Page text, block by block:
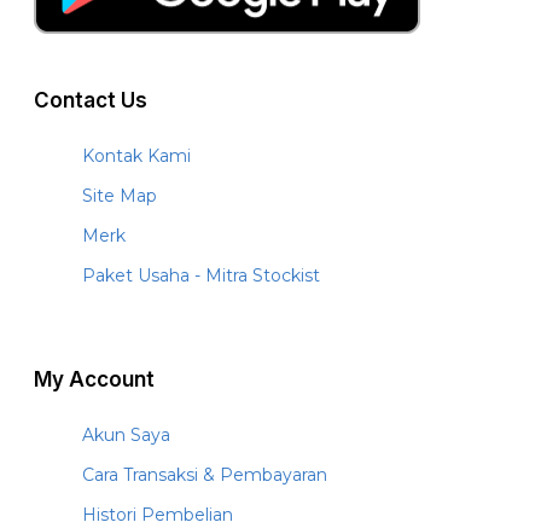
Contact Us
Kontak Kami
Site Map
Merk
Paket Usaha - Mitra Stockist
My Account
Akun Saya
Cara Transaksi & Pembayaran
Histori Pembelian